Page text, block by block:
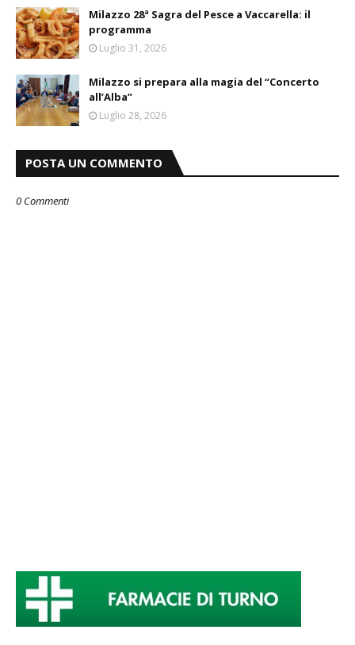
Milazzo 28ª Sagra del Pesce a Vaccarella: il
programma
Luglio 31, 2026
Milazzo si prepara alla magia del “Concerto
all’Alba”
Luglio 28, 2026
POSTA UN COMMENTO
0 Commenti